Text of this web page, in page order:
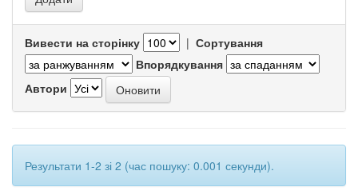
Вивести на сторінку | Сортування
Впорядкування
Автори
Результати 1-2 зі 2 (час пошуку: 0.001 секунди).